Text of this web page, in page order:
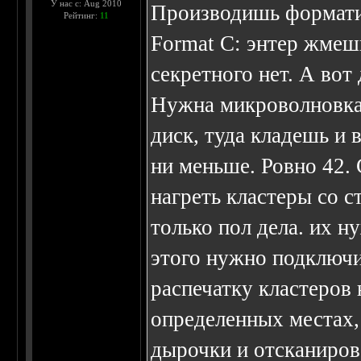
У нас с: Aug 2010
Рейтинг: 11
Производишь
Format C: энтер
секретного нет. А
Нужна
диск, туда кладешь и
ни меньше. Ровно 42.
нагреть кластеры со
только пол дела. их
этого нужно
распечатку
определенных
дырочки и